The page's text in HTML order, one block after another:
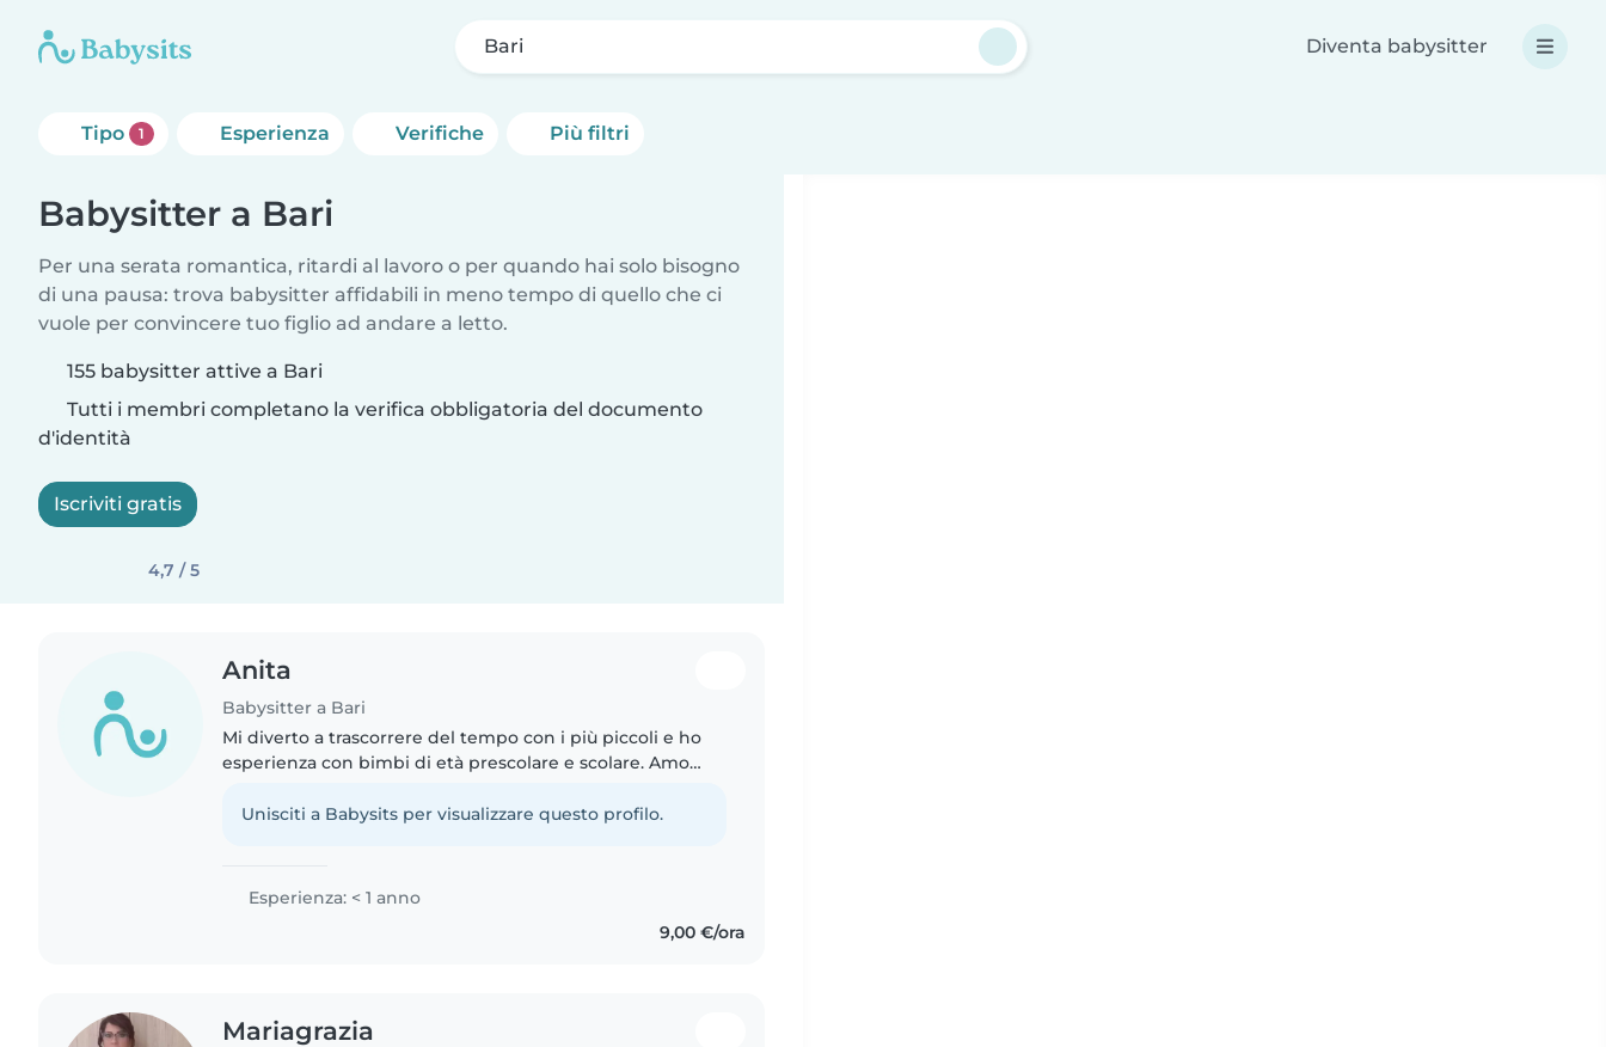
Bari Diventa babysitter
Tipo 1 Esperienza Verifiche Più filtri
Babysitter a Bari
Per una serata romantica, ritardi al lavoro o per quando hai solo bisogno
di una pausa: trova babysitter affidabili in meno tempo di quello che ci
vuole per convincere tuo figlio ad andare a letto.
155 babysitter attive a Bari
Tutti i membri completano la verifica obbligatoria del documento
d'identità
Iscriviti gratis
4,7 / 5
Anita
Babysitter a Bari
Mi diverto a trascorrere del tempo con i più piccoli e ho
esperienza con bimbi di età prescolare e scolare. Amo
familiarità..
Unisciti a Babysits per visualizzare questo profilo.
Esperienza: < 1 anno
9,00 €/ora
Mariagrazia